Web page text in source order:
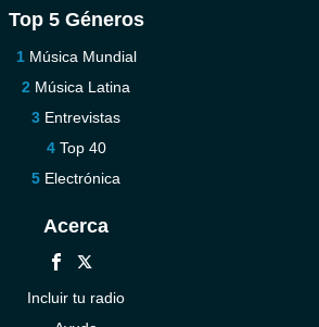
Top 5 Géneros
Música Mundial
Música Latina
Entrevistas
Top 40
Electrónica
Acerca
Incluir tu radio